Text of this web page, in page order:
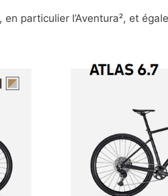
, en particulier l’Aventura², et